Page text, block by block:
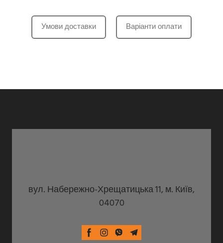
Умови доставки Варіанти оплати
вул. Набережно-Хрещатицька 11, м. Київ,
04070